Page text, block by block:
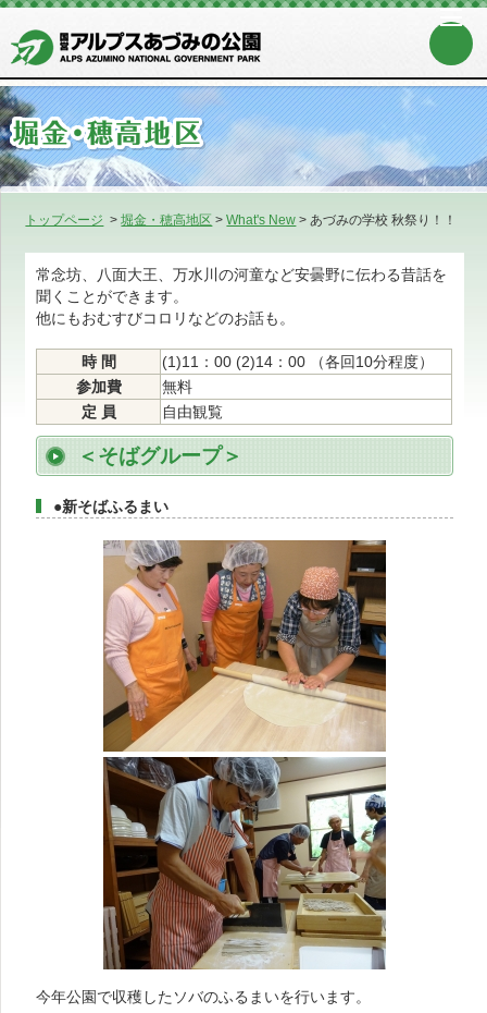
トップページ > 堀金・穂高地区 > What's New > あづみの学校 秋祭り！！
常念坊、八面大王、万水川の河童など安曇野に伝わる昔話を
聞くことができます。
他にもおむすびコロリなどのお話も。
時 間
(1)11：00 (2)14：00 （各回10分程度）
参加費
無料
定 員
自由観覧
＜そばグループ＞
●新そばふるまい
今年公園で収穫したソバのふるまいを行います。